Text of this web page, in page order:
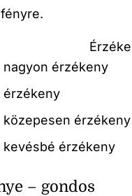
nagyon érzékeny
érzékeny
közepesen érzékeny
kevésbé érzékeny
– gondos